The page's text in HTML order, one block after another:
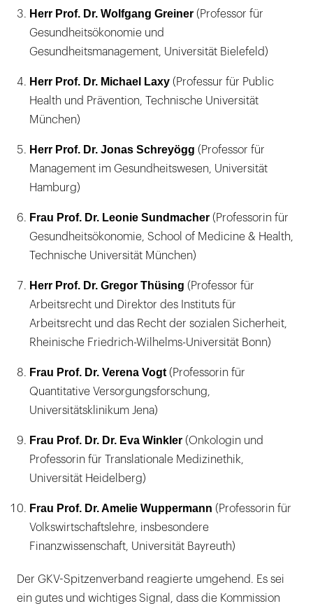
Herr Prof. Dr. Wolfgang Greiner (Professor für
Gesundheitsökonomie und
Gesundheitsmanagement, Universität Bielefeld)
Herr Prof. Dr. Michael Laxy (Professur für Public
Health und Prävention, Technische Universität
München)
Herr Prof. Dr. Jonas Schreyögg (Professor für
Management im Gesundheitswesen, Universität
Hamburg)
Frau Prof. Dr. Leonie Sundmacher (Professorin für
Gesundheitsökonomie, School of Medicine & Health,
Technische Universität München)
Herr Prof. Dr. Gregor Thüsing (Professor für
Arbeitsrecht und Direktor des Instituts für
Arbeitsrecht und das Recht der sozialen Sicherheit,
Rheinische Friedrich-Wilhelms-Universität Bonn)
Frau Prof. Dr. Verena Vogt (Professorin für
Quantitative Versorgungsforschung,
Universitätsklinikum Jena)
Frau Prof. Dr. Dr. Eva Winkler (Onkologin und
Professorin für Translationale Medizinethik,
Universität Heidelberg)
Frau Prof. Dr. Amelie Wuppermann (Professorin für
Volkswirtschaftslehre, insbesondere
Finanzwissenschaft, Universität Bayreuth)
Der GKV-Spitzenverband reagierte umgehend. Es sei
ein gutes und wichtiges Signal, dass die Kommission